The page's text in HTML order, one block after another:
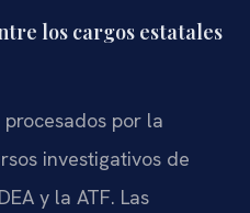
los cargos estatales
por la
investigativos de
y la ATF. Las